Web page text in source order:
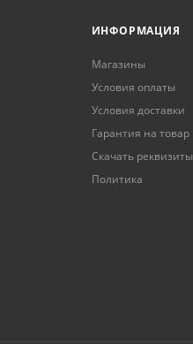
ИНФОРМАЦИЯ
Магазины
Условия оплаты
Условия доставки
Гарантия на товар
Скачать реквизиты
Политика